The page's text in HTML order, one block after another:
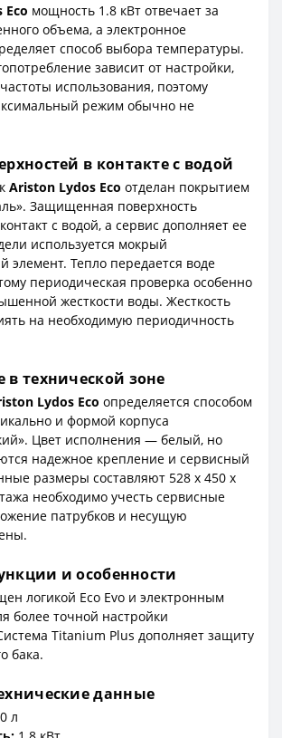
Eco мощность 1.8 кВт отвечает за
объема, а электронное
способ выбора температуры.
зависит от настройки,
использования, поэтому
режим обычно не
в контакте с водой
Ariston Lydos Eco отделан покрытием
Защищенная поверхность
с водой, а сервис дополняет ее
используется мокрый
элемент. Тепло передается воде
периодическая проверка особенно
жесткости воды. Жесткость
на необходимую периодичность
технической зоне
Lydos Eco определяется способом
и формой корпуса
Цвет исполнения — белый, но
надежное крепление и сервисный
размеры составляют 528 x 450 x
необходимо учесть сервисные
патрубков и несущую
и особенности
логикой Eco Evo и электронным
более точной настройки
Titanium Plus дополняет защиту
бака.
данные
л